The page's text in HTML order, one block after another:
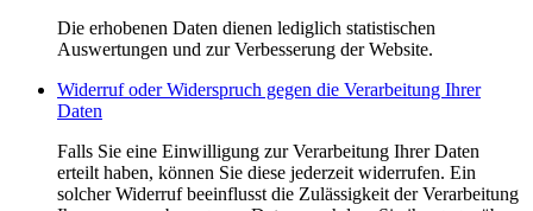
Die erhobenen Daten dienen lediglich statistischen
Auswertungen und zur Verbesserung der Website.
Widerruf oder Widerspruch gegen die Verarbeitung Ihrer
Daten
Falls Sie eine Einwilligung zur Verarbeitung Ihrer Daten
erteilt haben, können Sie diese jederzeit widerrufen. Ein
solcher Widerruf beeinflusst die Zulässigkeit der Verarbeitung